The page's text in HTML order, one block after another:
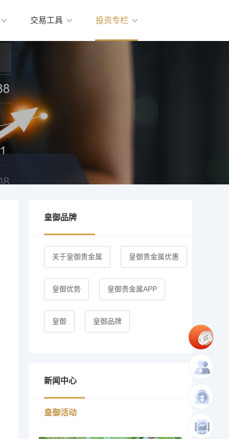
交易工具 投资专栏
皇御品牌
关于皇御贵金属 皇御贵金属优惠
皇御优势 皇御贵金属APP
皇御 皇御品牌
新闻中心
皇御活动